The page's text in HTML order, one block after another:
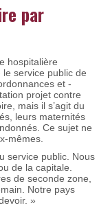
par
hospitalière
service public de
et
projet contre
mais il s’agit du
leurs maternités
Ce sujet ne
mêmes.
service public. Nous
de la capitale.
de seconde zone,
Notre pays
»